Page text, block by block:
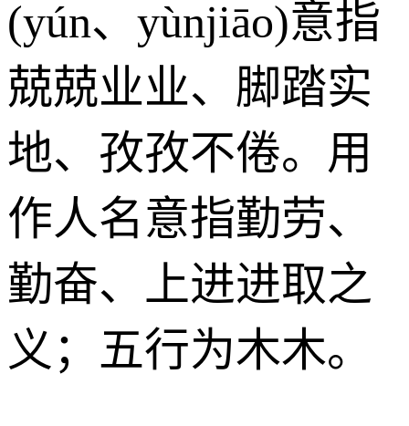
(yún、yùnjiāo)意指
兢兢业业、脚踏实
地、孜孜不倦。用
作人名意指勤劳、
勤奋、上进进取之
义；五行为木木。